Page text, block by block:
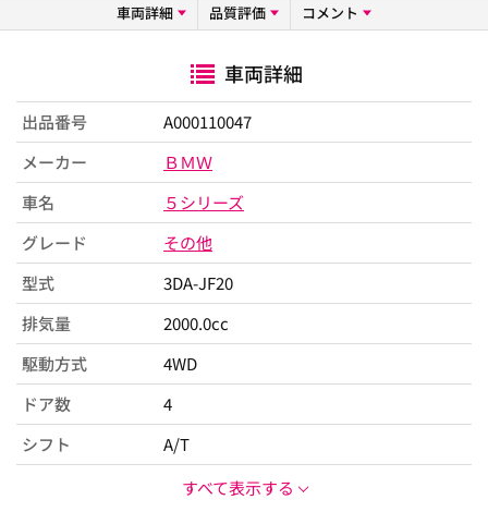
車両詳細 品質評価 コメント
車両詳細
出品番号
A000110047
メーカー
ＢＭＷ
車名
５シリーズ
グレード
その他
型式
3DA-JF20
排気量
2000.0cc
駆動方式
4WD
ドア数
4
シフト
A/T
すべて表示する